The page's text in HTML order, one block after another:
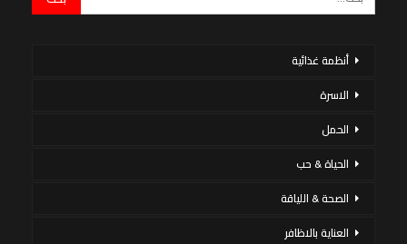
أنظمة غذائية
الاسرة
الحمل
الحياة & حب
الصحة & اللياقة
العناية بالاظافر